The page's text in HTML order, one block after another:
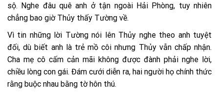
sộ. Nghe đâu quê anh ở tận ngoài Hải Phòng, tuy nhiên
chẳng bao giờ Thủy thấy Tường về.
Vì tin những lời Tường nói lên Thủy nghe theo anh tuyệt
đối, dù biết anh là trẻ mồ côi nhưng Thủy vẫn chấp nhận.
Cha mẹ cô cấm cản mãi không được đành phải nghe lời,
chiều lòng con gái. Đám cưới diễn ra, hai người họ chính thức
rằng buộc nhau bằng tờ hôn thú.